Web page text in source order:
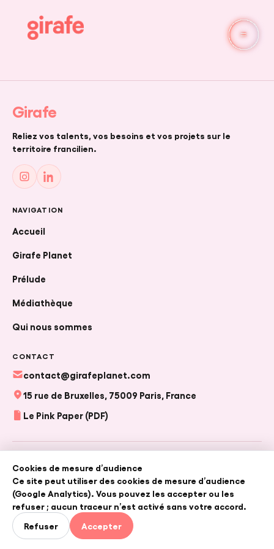
SINGLE
Girafe
Reliez vos talents, vos besoins et vos projets sur le
territoire francilien.
NAVIGATION
Accueil
Girafe Planet
Prélude
Médiathèque
Qui nous sommes
CONTACT
contact@girafeplanet.com
15 rue de Bruxelles, 75009 Paris, France
Le Pink Paper (PDF)
Planet (association loi 1901).
Conditions générales d'utilisation•Politique de confidentialité
Cookies de mesure d’audience
Ce site peut utiliser des cookies de mesure d’audience
(Google Analytics). Vous pouvez les accepter ou les
refuser ; aucun traceur n’est activé sans votre accord.
Refuser
Accepter